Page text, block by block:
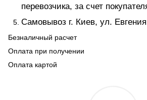
перевозчика, за счет
Самовывоз г. Киев, ул.
Безналичный расчет
Оплата при получении
Оплата картой